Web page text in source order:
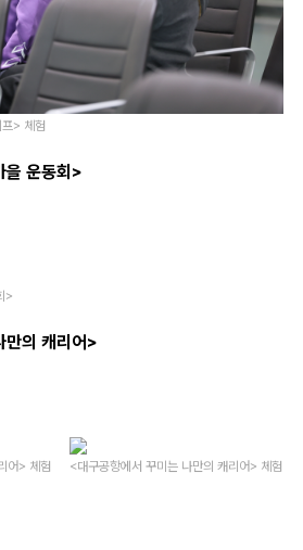
> 체험
을 운동회>
>
만의 캐리어>
어> 체험 <대구공항에서 꾸미는 나만의 캐리어> 체험